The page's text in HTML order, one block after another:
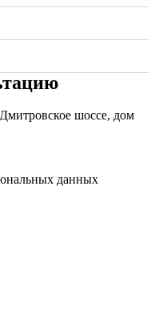
Дмитровское шоссе, дом
данных